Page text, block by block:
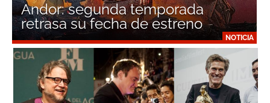
NOTICIA
Andor: segunda temporada
retrasa su fecha de estreno